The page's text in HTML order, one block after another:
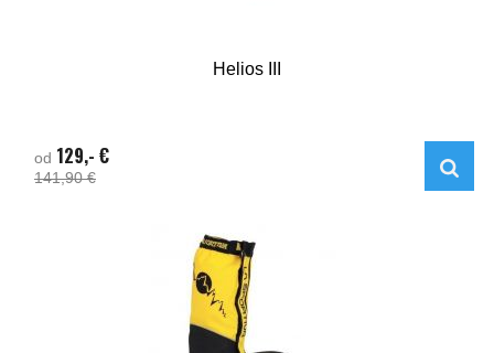
Helios III
od 129,- €
141,90 €